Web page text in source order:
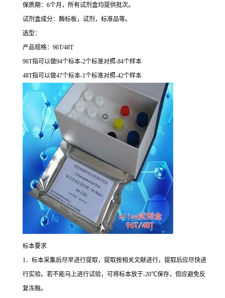
保质期： 6个月，所有试剂盒均提供批次。
试剂盒成分：酶标板，试剂，标准品等。
选型：
产品规格： 96T/48T
96T指可以做94个标本-2个标准对照-84个样本
48T指可以做47个标本-1个标准对照-42个样本
标本要求
1．标本采集后尽早进行提取，提取按相关文献进行，提取后应尽快进
行实验。若不能马上进行试验，可将标本放于-20℃保存，但应避免反
复冻融。